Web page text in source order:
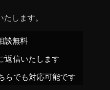
します。
談無料
返信いたします
らでも対応可能です